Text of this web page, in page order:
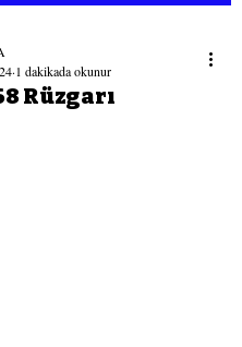
Rüzgarı
1 dakikada okunur